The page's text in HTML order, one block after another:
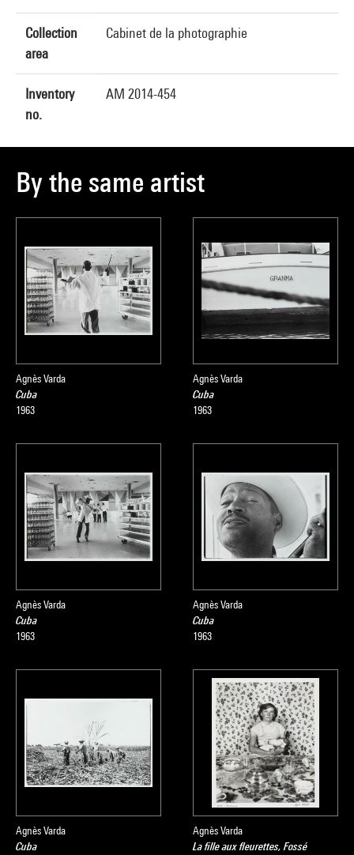
Collection
area
Cabinet de la photographie
Inventory
no.
AM 2014-454
By the same artist
Agnès Varda
Cuba
1963
Agnès Varda
Cuba
1963
Agnès Varda
Cuba
1963
Agnès Varda
Cuba
1963
Agnès Varda
Cuba
Agnès Varda
La fille aux fleurettes, Fossé